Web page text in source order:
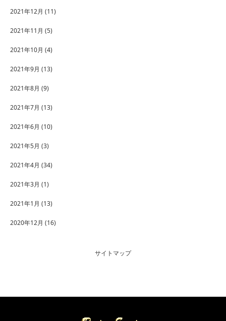
2021年12月 (11)
2021年11月 (5)
2021年10月 (4)
2021年9月 (13)
2021年8月 (9)
2021年7月 (13)
2021年6月 (10)
2021年5月 (3)
2021年4月 (34)
2021年3月 (1)
2021年1月 (13)
2020年12月 (16)
サイトマップ